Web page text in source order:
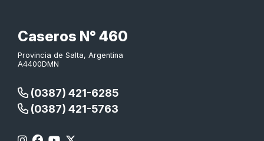
Caseros N° 460
Provincia de Salta, Argentina
A4400DMN
(0387) 421-6285
(0387) 421-5763